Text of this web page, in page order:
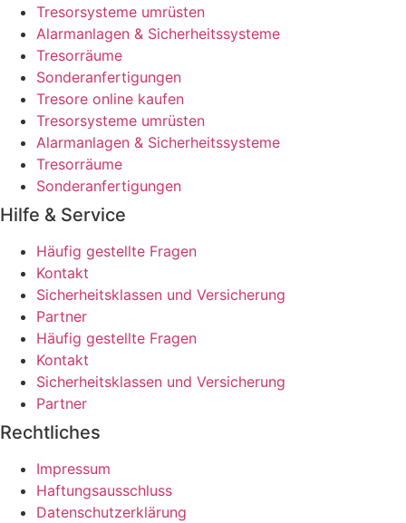
Tresorsysteme umrüsten
Alarmanlagen & Sicherheitssysteme
Tresorräume
Sonderanfertigungen
Tresore online kaufen
Tresorsysteme umrüsten
Alarmanlagen & Sicherheitssysteme
Tresorräume
Sonderanfertigungen
Hilfe & Service
Häufig gestellte Fragen
Kontakt
Sicherheitsklassen und Versicherung
Partner
Häufig gestellte Fragen
Kontakt
Sicherheitsklassen und Versicherung
Partner
Rechtliches
Impressum
Haftungsausschluss
Datenschutzerklärung